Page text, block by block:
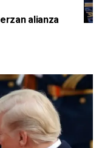
alianza